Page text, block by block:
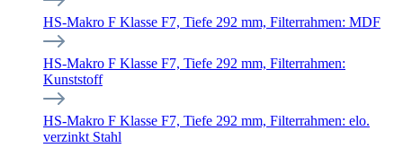
HS-Makro F Klasse F7, Tiefe 292 mm, Filterrahmen: MDF
HS-Makro F Klasse F7, Tiefe 292 mm, Filterrahmen:
Kunststoff
HS-Makro F Klasse F7, Tiefe 292 mm, Filterrahmen: elo.
verzinkt Stahl